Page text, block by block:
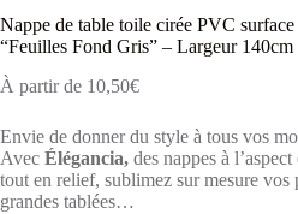
Nappe de table toile cirée PVC
“Feuilles Fond Gris” – Largeur 140cm
À partir de 10,50€
Envie de donner du style à tous vos
Avec Élégancia, des nappes à
tout en relief, sublimez sur mesure vos
grandes tablées…